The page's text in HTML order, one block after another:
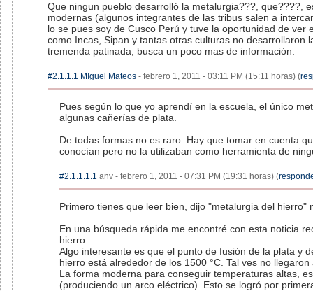
Que ningun pueblo desarrolló la metalurgia???, que????,
modernas (algunos integrantes de las tribus salen a
lo se pues soy de Cusco Perú y tuve la oportunidad de
como Incas, Sipan y tantas otras culturas no
tremenda patinada, busca un poco mas de información.
#2.1.1.1 MIguel Mateos - febrero 1, 2011 - 03:11 PM (15:11 horas) (
Pues según lo que yo aprendí en la escuela, el único
algunas cañerías de plata.
De todas formas no es raro. Hay que tomar en cuenta
conocían pero no la utilizaban como herramienta de
#2.1.1.1.1 anv - febrero 1, 2011 - 07:31 PM (19:31 horas) (
Primero tienes que leer bien, dijo "metalurgia del hierro"
En una búsqueda rápida me encontré con esta noticia
hierro.
Algo interesante es que el punto de fusión de la plata y
hierro está alrededor de los 1500 °C. Tal ves no
La forma moderna para conseguir temperaturas altas,
(produciendo un arco eléctrico). Esto se logró por